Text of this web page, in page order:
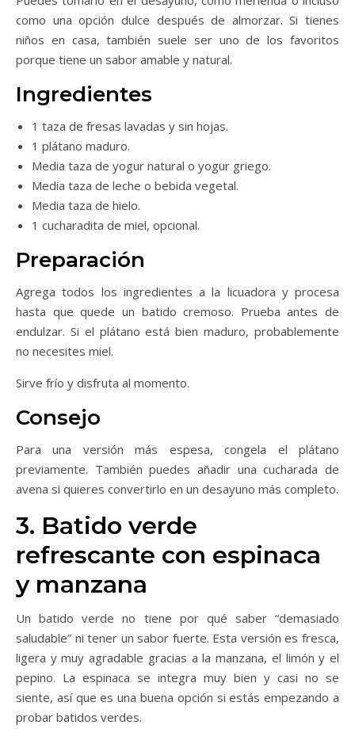
como una opción dulce después de almorzar. Si tienes
niños en casa, también suele ser uno de los favoritos
porque tiene un sabor amable y natural.
Ingredientes
1 taza de fresas lavadas y sin hojas.
1 plátano maduro.
Media taza de yogur natural o yogur griego.
Media taza de leche o bebida vegetal.
Media taza de hielo.
1 cucharadita de miel, opcional.
Preparación
Agrega todos los ingredientes a la licuadora y procesa
hasta que quede un batido cremoso. Prueba antes de
endulzar. Si el plátano está bien maduro, probablemente
no necesites miel.
Sirve frío y disfruta al momento.
Consejo
Para una versión más espesa, congela el plátano
previamente. También puedes añadir una cucharada de
avena si quieres convertirlo en un desayuno más completo.
3. Batido verde
refrescante con espinaca
y manzana
Un batido verde no tiene por qué saber “demasiado
saludable” ni tener un sabor fuerte. Esta versión es fresca,
ligera y muy agradable gracias a la manzana, el limón y el
pepino. La espinaca se integra muy bien y casi no se
siente, así que es una buena opción si estás empezando a
probar batidos verdes.